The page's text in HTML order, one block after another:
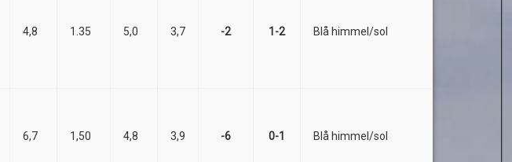
4,8 1.35 5,0 3,7 -2 1-2 Blå himmel/sol
6,7 1,50 4,8 3,9 -6 0-1 Blå himmel/sol